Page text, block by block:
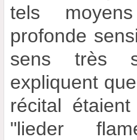
tels
profonde
sens très
expliquent
récital
"lieder